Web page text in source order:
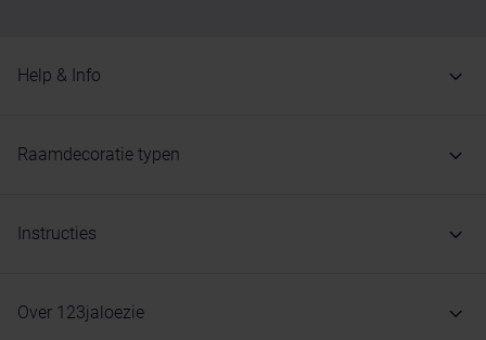
Help & Info
Raamdecoratie typen
Instructies
Over 123jaloezie